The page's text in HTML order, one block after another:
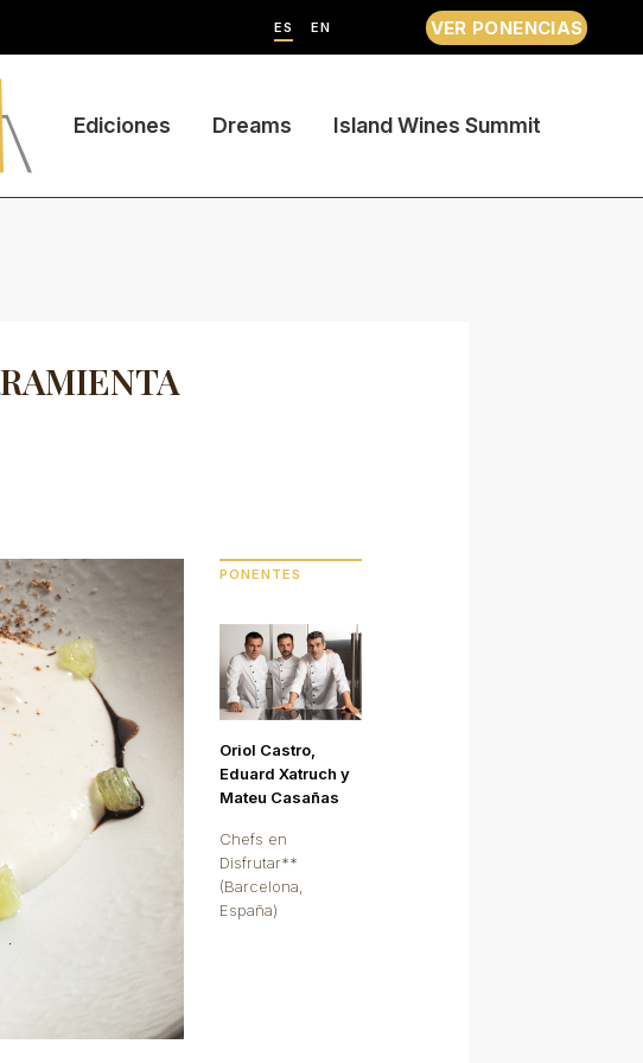
ES EN VER PONENCIAS
Ediciones Dreams Island Wines Summit
PONENTES
Oriol Castro,
Eduard Xatruch y
Mateu Casañas
Chefs en
Disfrutar**
(Barcelona,
España)